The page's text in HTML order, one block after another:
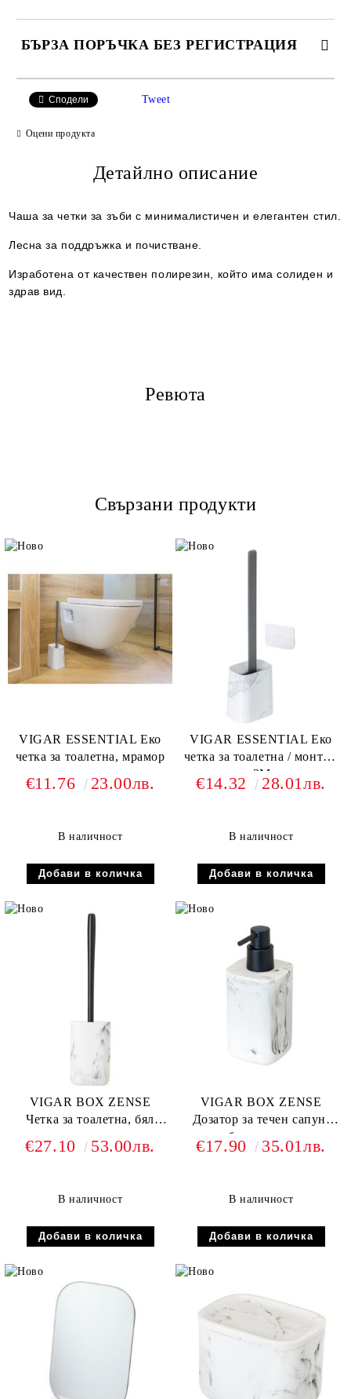
БЪРЗА ПОРЪЧКА БЕЗ РЕГИСТРАЦИЯ
Съгласен съм с Политиката за лични данни
Сподели Tweet
Оцени продукта
Детайлно описание
Чаша за четки за зъби с минималистичен и елегантен стил.
Лесна за поддръжка и почистване.
Изработена от качествен полирезин, който има солиден и
здрав вид.
Ревюта
Свързани продукти
VIGAR ESSENTIAL Еко
четка за тоалетна, мрамор
€11.76 23.00лв.
В наличност
VIGAR ESSENTIAL Еко
четка за тоалетна / монтаж
на стена 3М, мрамор
€14.32 28.01лв.
В наличност
VIGAR BOX ZENSE
Четка за тоалетна, бял
€27.10 53.00лв.
В наличност
VIGAR BOX ZENSE
Дозатор за течен сапун,
бял мрамор
€17.90 35.01лв.
В наличност